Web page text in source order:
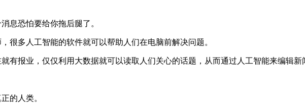
息恐怕要给你拖后腿了。
很多人工智能的软件就可以帮助人们在电脑前解决问题。
有报业，仅仅利用大数据就可以读取人们关心的话题，从而通过人工智能来编辑新
的人类。